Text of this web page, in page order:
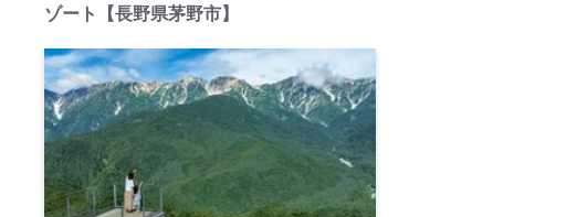
ゾート【長野県茅野市】